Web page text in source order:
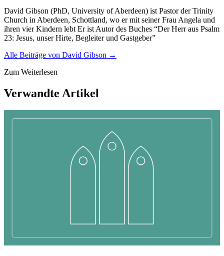
David Gibson (PhD, University of Aberdeen) ist Pastor der Trinity
Church in Aberdeen, Schottland, wo er mit seiner Frau Angela und
ihren vier Kindern lebt Er ist Autor des Buches “Der Herr aus Psalm
23: Jesus, unser Hirte, Begleiter und Gastgeber”
Alle Beiträge von David Gibson →
Zum Weiterlesen
Verwandte Artikel